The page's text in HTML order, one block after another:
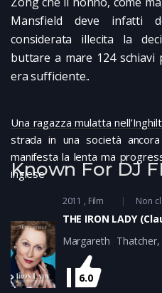
Mansfield deve infatti
considerata illecita la
buttare a mare 124 schiavi
era sufficiente..
Una ragazza mulatta
strada in una società
manifesta la lenta ma
inglese
Known For DJ
2011 Film Non
THE IRON LADY
Margareth
1979 al 1990,
marito che in realtà
carrellata dei suoi
6.0